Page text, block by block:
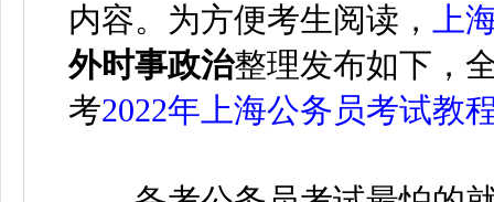
内容。为方便考生阅读，
上
外时事政治整理发布如下，
考2022年上海公务员考试教